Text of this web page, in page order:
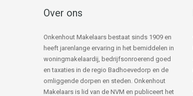
Over ons
Onkenhout Makelaars bestaat sinds 1909 en
heeft jarenlange ervaring in het bemiddelen in
woningmakelaardij, bedrijfsonroerend goed
en taxaties in de regio Badhoevedorp en de
omliggende dorpen en steden. Onkenhout
Makelaars is lid van de NVM en publiceert het